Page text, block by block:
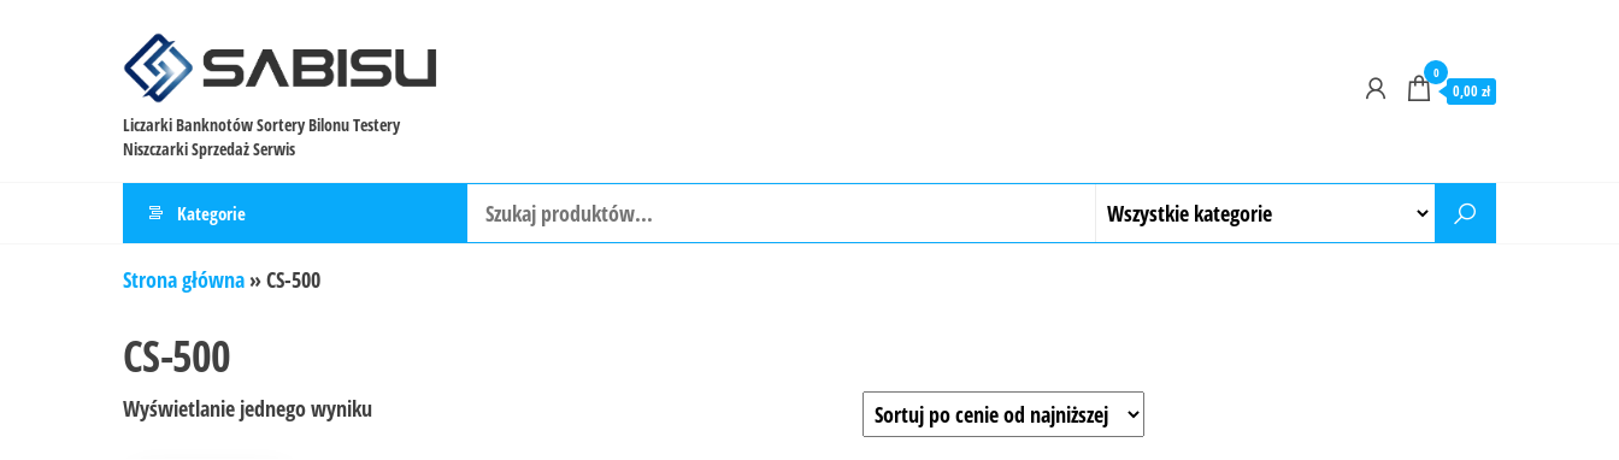
Liczarki Banknotów Sortery Bilonu Testery
Niszczarki Sprzedaż Serwis
0
0,00 zł
Kategorie
Strona główna »CS-500
CS-500
Wyświetlanie jednego wyniku